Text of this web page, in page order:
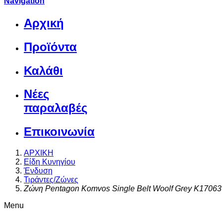
Αρχική
Προϊόντα
Καλάθι
Νέες
παραλαβές
Επικοινωνία
ΑΡΧΙΚΗ
Είδη Κυνηγίου
Ένδυση
Τιράντες/Ζώνες
Ζώνη Pentagon Komvos Single Belt Woolf Grey
Menu